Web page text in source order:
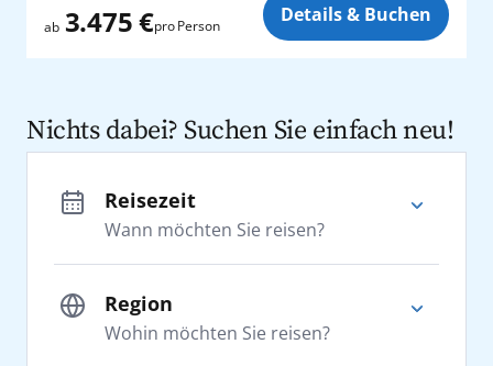
ab 3.475 €pro Person Details & Buchen
Nichts dabei? Suchen Sie einfach neu!
Wann möchten Sie reisen?
Reisezeit
Wohin möchten Sie reisen?
Region